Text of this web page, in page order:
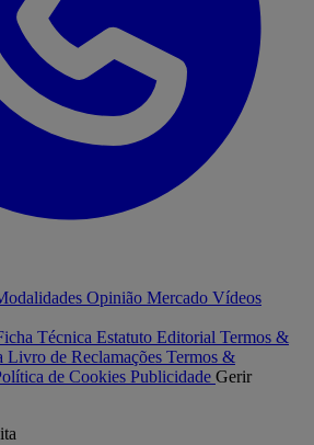
Opinião Mercado Vídeos
Técnica Estatuto Editorial Termos &
Livro de Reclamações Termos &
de Cookies Publicidade Gerir